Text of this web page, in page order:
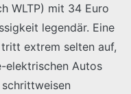
WLTP) mit 34 Euro
legendär. Eine
extrem selten auf,
elektrischen Autos